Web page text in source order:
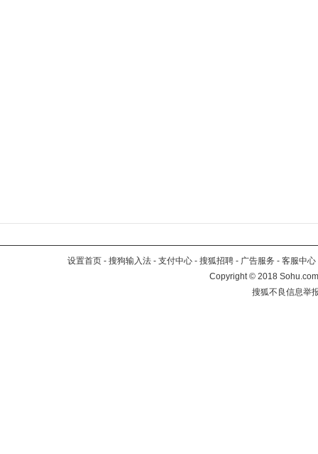
设置首页 - 搜狗输入法 - 支付中心 - 搜狐招聘 - 广告服务 - 客服中心
Copyright©2018
搜狐不良信息举